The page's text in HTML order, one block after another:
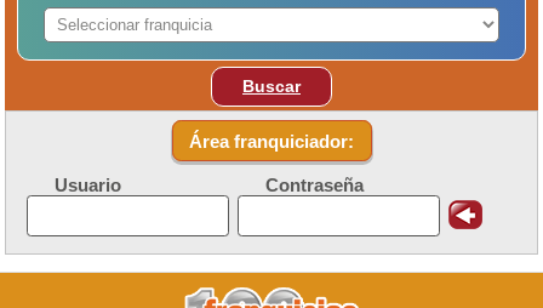
Buscar
Área franquiciador:
Usuario Contraseña